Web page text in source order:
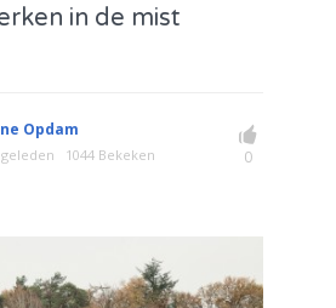
in de mist
Opdam
1044 Bekeken 0